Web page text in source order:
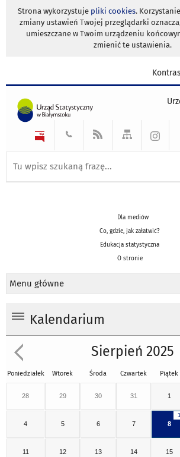
Strona wykorzystuje pliki cookies.
zmiany ustawień Twojej przeglądarki
umieszczane w Twoim urządzeniu
zmienić te ustawienia.
Dla mediów
Co, gdzie, jak załatwić?
Edukacja statystyczna
O stronie
Menu główne
Kalendarium
Sierpień 2025
Poniedziałek Wtorek Środa Czwartek Piątek
28 29 30 31 1
4 5 6 7
1
8
11 12 13 14 15